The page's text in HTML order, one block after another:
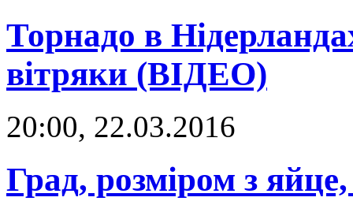
Торнадо в
вітряки (ВІДЕО)
20:00, 22.03.2016
Град, розміром з